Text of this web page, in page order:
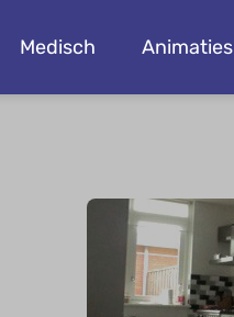
Medisch Animaties